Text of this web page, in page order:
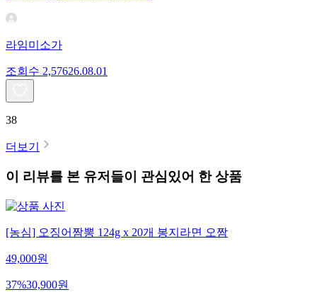
라임미소가
조회수 2,57626.08.01
38
더보기
이 리뷰를 본 유저들이 관심있어 한 상품
[농심] 오징어짬뽕 124g x 20개 봉지라면 오짬
49,000원
37%30,900원